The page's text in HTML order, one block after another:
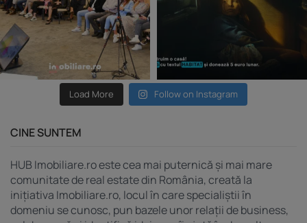
Load More Follow on Instagram
CINE SUNTEM
HUB Imobiliare.ro este cea mai puternică și mai mare
comunitate de real estate din România, creată la
inițiativa Imobiliare.ro, locul în care specialiștii în
domeniu se cunosc, pun bazele unor relații de business,